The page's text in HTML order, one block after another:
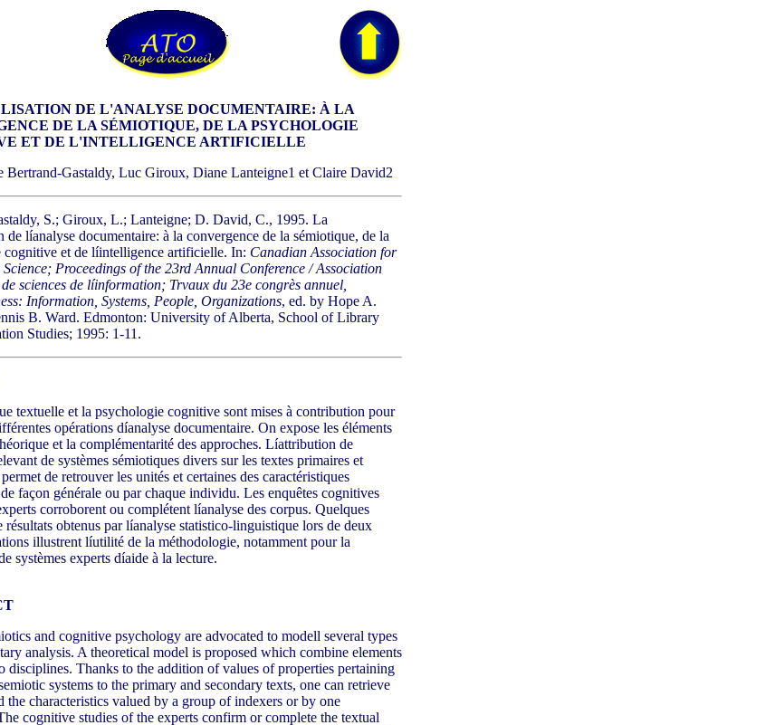
DE L'ANALYSE DOCUMENTAIRE: À LA
DE LA SÉMIOTIQUE, DE LA PSYCHOLOGIE
ET DE L'INTELLIGENCE ARTIFICIELLE
Bertrand-Gastaldy, Luc Giroux, Diane Lanteigne1 et Claire David2
S.; Giroux, L.; Lanteigne; D. David, C., 1995. La
de líanalyse documentaire: à la convergence de la sémiotique, de la
cognitive et de líintelligence artificielle. In: Canadian Association for
Proceedings of the 23rd Annual Conference / Association
sciences de líinformation; Trvaux du 23e congrès annuel,
Information, Systems, People, Organizations, ed. by Hope A.
B. Ward. Edmonton: University of Alberta, School of Library
Studies; 1995: 1-11.
textuelle et la psychologie cognitive sont mises à contribution pour
opérations díanalyse documentaire. On expose les éléments
et la complémentarité des approches. Líattribution de
de systèmes sémiotiques divers sur les textes primaires et
de retrouver les unités et certaines des caractéristiques
façon générale ou par chaque individu. Les enquêtes cognitives
corroborent ou complétent líanalyse des corpus. Quelques
résultats obtenus par líanalyse statistico-linguistique lors de deux
illustrent líutilité de la méthodologie, notamment pour la
systèmes experts díaide à la lecture.
and cognitive psychology are advocated to modell several types
analysis. A theoretical model is proposed which combine elements
disciplines. Thanks to the addition of values of properties pertaining
systems to the primary and secondary texts, one can retrieve
the characteristics valued by a group of indexers or by one
cognitive studies of the experts confirm or complete the textual